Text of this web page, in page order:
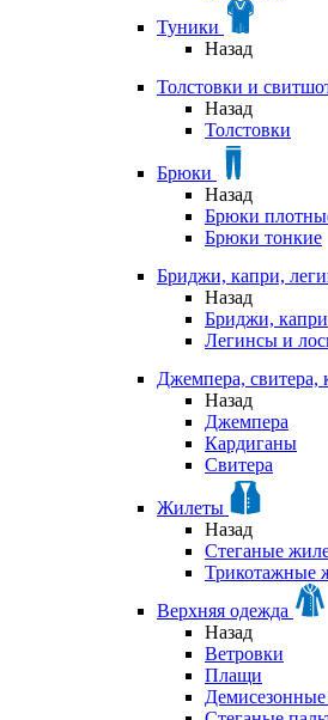
Туники
Назад
Толстовки и
Назад
Толстовки
Брюки
Назад
Брюки
Брюки тонкие
Бриджи, капри,
Назад
Бриджи, капри
Легинсы и
Джемпера, свитера,
Назад
Джемпера
Кардиганы
Свитера
Жилеты
Назад
Стеганые
Трикотажные
Верхняя одежда
Назад
Ветровки
Плащи
Демисезонные